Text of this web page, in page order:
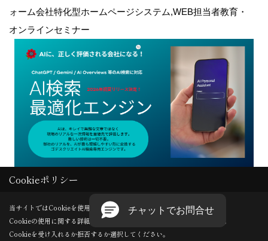
ォーム会社特化型ホームページシステム,WEB担当者教育・
オンラインセミナー
Copyright (c) GODDESS CREATE. All Rights Reserved.
Produced byゴデスクリエイト
Cookieポリシー
当サイトではCookieを使用します。
Cookieの使用に関する詳細は 「プライバシーポリシー
」をご覧ください。
Cookieを受け入れるか拒否するか選択してください。